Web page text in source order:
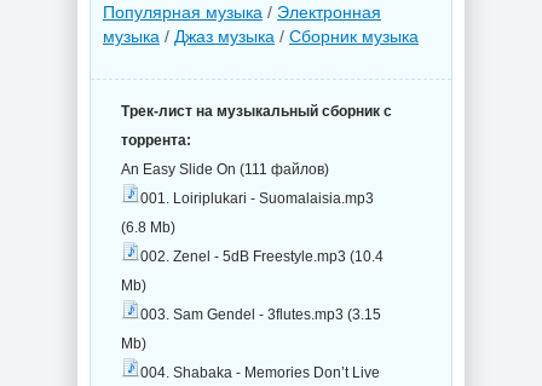
Популярная музыка / Электронная
музыка / Джаз музыка / Сборник музыка
Трек-лист на музыкальный сборник с
торрента:
An Easy Slide On (111 файлов)
001. Loiriplukari - Suomalaisia.mp3
(6.8 Mb)
002. Zenel - 5dB Freestyle.mp3 (10.4
Mb)
003. Sam Gendel - 3flutes.mp3 (3.15
Mb)
004. Shabaka - Memories Don’t Live